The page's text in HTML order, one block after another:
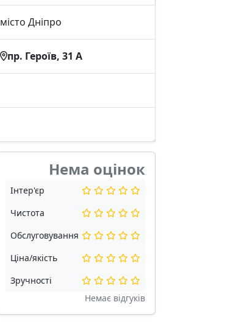
місто Дніпро
пр. Героїв, 31 А
Нема оцінок
Інтер'єр
Чистота
Обслуговування
Ціна/якість
Зручності
Немає відгуків